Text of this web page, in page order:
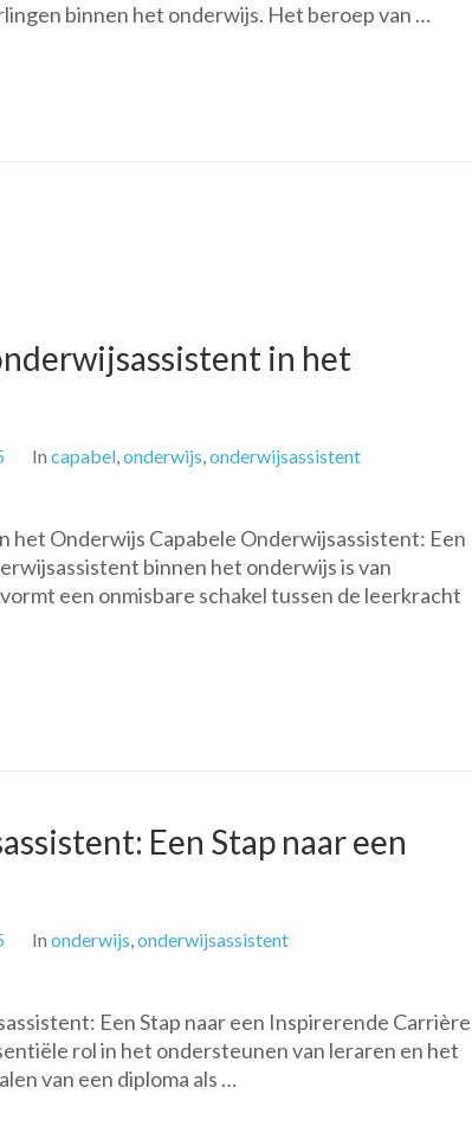
bij
binnen het onderwijs. Het beroep van …
in het
In capabel,onderwijs,onderwijsassistent
het Onderwijs Capabele Onderwijsassistent: Een
binnen het onderwijs is van
een onmisbare schakel tussen de leerkracht
Een Stap naar een
In onderwijs,onderwijsassistent
Een Stap naar een Inspirerende Carrière
rol in het ondersteunen van leraren en het
van een diploma als …